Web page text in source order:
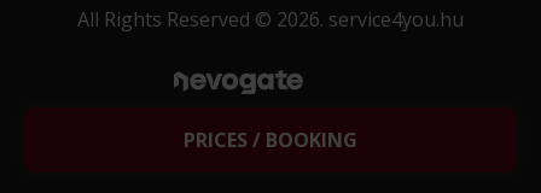
PRICES / BOOKING
All Rights Reserved © 2026. service4you.hu